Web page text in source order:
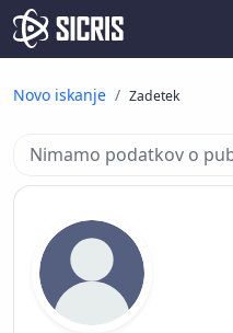
Novo iskanje Zadetek
Nimamo podatkov o